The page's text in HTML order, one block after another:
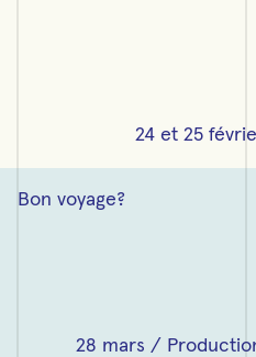
24 et 25
Bon voyage?
28 mars /